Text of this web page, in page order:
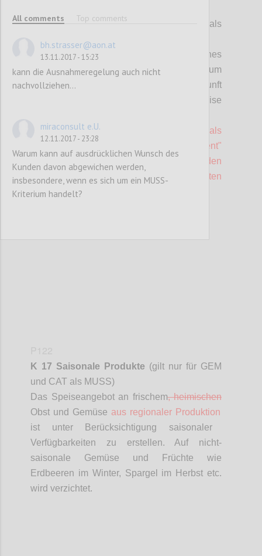
K 16 Leitungswasser
(gilt nur für GEM als
Der Betrieb stellt kostenlos frisches
Leitungswasser zu den Mahlzeiten, zum
Kaffee etc. bereit. Auf die Qualität/Herkunft
des Trinkwassers wird in geeigneter Weise
Bei Veranstaltungen, die nach UZ 62 als
"Green Meeting" oder "Green Event"
zertifiziert sind, muss Leitungswasser den
TeilnehmerInnen
kostenfrei angeboten
werden.
K 17 Saisonale Produkte (gilt nur für GEM
und CAT als MUSS)
Das Speiseangebot an frischem,heimischen
Obst und Gemüse aus regionaler Produktion
ist unter Berücksichtigung saisonaler
Verfügbarkeiten zu erstellen. Auf nicht-
saisonale Gemüse und Früchte wie
Erdbeeren im Winter, Spargel im Herbst etc.
wird verzichtet.
All comments Top comments
bh.strasser@aon.at
13.11.2017 - 15:23
kann die Ausnahmeregelung auch nicht
nachvollziehen...
miraconsult e.U.
12.11.2017 - 23:28
Warum kann auf ausdrücklichen Wunsch des
Kunden davon abgewichen werden,
insbesondere, wenn es sich um ein MUSS-
Kriterium handelt?